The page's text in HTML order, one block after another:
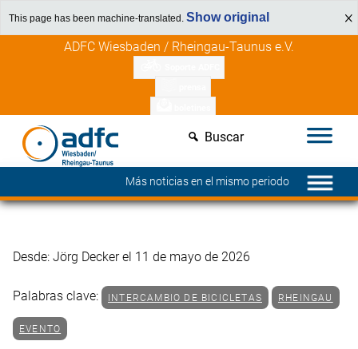
This page has been machine-translated. Show original
Descubre los beneficios para miembros
ADFC Wiesbaden / Rheingau-Taunus e.V.
Buscar
Más noticias en el mismo periodo
Desde: Jörg Decker el 11 de mayo de 2026
Palabras clave: INTERCAMBIO DE BICICLETAS RHEINGAU
EVENTO